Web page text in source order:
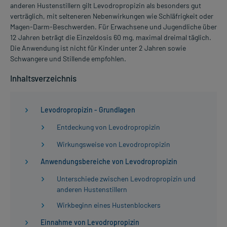
anderen Hustenstillern gilt Levodropropizin als besonders gut
verträglich, mit selteneren Nebenwirkungen wie Schläfrigkeit oder
Magen-Darm-Beschwerden. Für Erwachsene und Jugendliche über
12 Jahren beträgt die Einzeldosis 60 mg, maximal dreimal täglich.
Die Anwendung ist nicht für Kinder unter 2 Jahren sowie
Schwangere und Stillende empfohlen.
Inhaltsverzeichnis
Levodropropizin - Grundlagen
Entdeckung von Levodropropizin
Wirkungsweise von Levodropropizin
Anwendungsbereiche von Levodropropizin
Unterschiede zwischen Levodropropizin und
anderen Hustenstillern
Wirkbeginn eines Hustenblockers
Einnahme von Levodropropizin